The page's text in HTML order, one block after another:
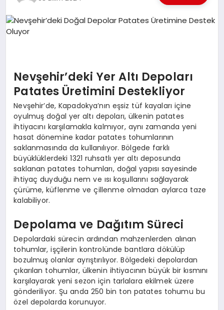
EKONOMI
Nevşehir’deki Yer Altı Depoları
Patates Üretimini Destekliyor
Nevşehir’de, Kapadokya’nın eşsiz tüf kayaları içine
oyulmuş doğal yer altı depoları, ülkenin patates
ihtiyacını karşılamakla kalmıyor, aynı zamanda yeni
hasat dönemine kadar patates tohumlarının
saklanmasında da kullanılıyor. Bölgede farklı
büyüklüklerdeki 1321 ruhsatlı yer altı deposunda
saklanan patates tohumları, doğal yapısı sayesinde
ihtiyaç duyduğu nem ve ısı koşullarını sağlayarak
çürüme, küflenme ve çillenme olmadan aylarca taze
kalabiliyor.
Depolama ve Dağıtım Süreci
Depolardaki sürecin ardından mahzenlerden alınan
tohumlar, işçilerin kontrolünde bantlara dökülüp
bozulmuş olanlar ayrıştırılıyor. Bölgedeki depolardan
çıkarılan tohumlar, ülkenin ihtiyacının büyük bir kısmını
karşılayarak yeni sezon için tarlalara ekilmek üzere
gönderiliyor. Şu anda 250 bin ton patates tohumu bu
özel depolarda korunuyor.